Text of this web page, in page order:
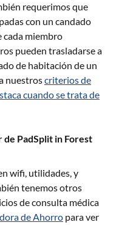
requerimos que
con un candado
cada miembro
pueden trasladarse a
de habitación de un
nuestroscriterios de
cuando se trata de
PadSplit in Forest
wifi, utilidades, y
tenemos otros
de consulta médica
de Ahorro para ver